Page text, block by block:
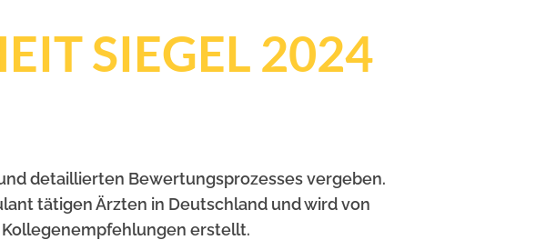
SIEGEL 2024
detaillierten Bewertungsprozesses vergeben.
tätigen Ärzten in Deutschland und wird von
erstellt.